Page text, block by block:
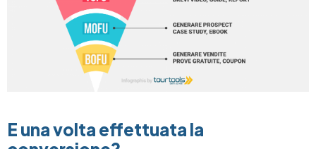
E una volta effettuata la